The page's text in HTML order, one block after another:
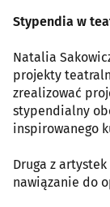
Stypendia w
Natalia
projekty
zrealizować
stypendialny
inspirowanego
Druga z
nawiązanie do